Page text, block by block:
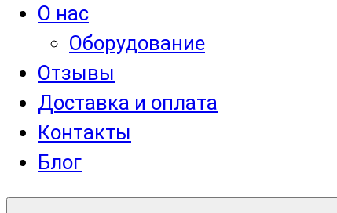
О нас
Оборудование
Отзывы
Доставка и оплата
Контакты
Блог